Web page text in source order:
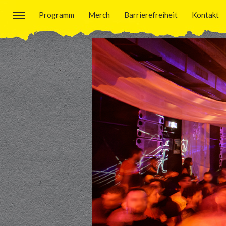
Programm Merch Barrierefreiheit Kontakt